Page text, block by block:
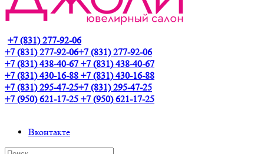
+7 (831) 277-92-06
+7 (831) 277-92-06+7 (831) 277-92-06
+7 (831) 438-40-67 +7 (831) 438-40-67
+7 (831) 430-16-88 +7 (831) 430-16-88
+7 (831) 295-47-25+7 (831) 295-47-25
+7 (950) 621-17-25 +7 (950) 621-17-25
Вконтакте